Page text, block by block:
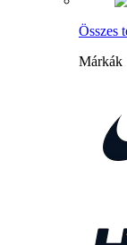
Összes
Márkák